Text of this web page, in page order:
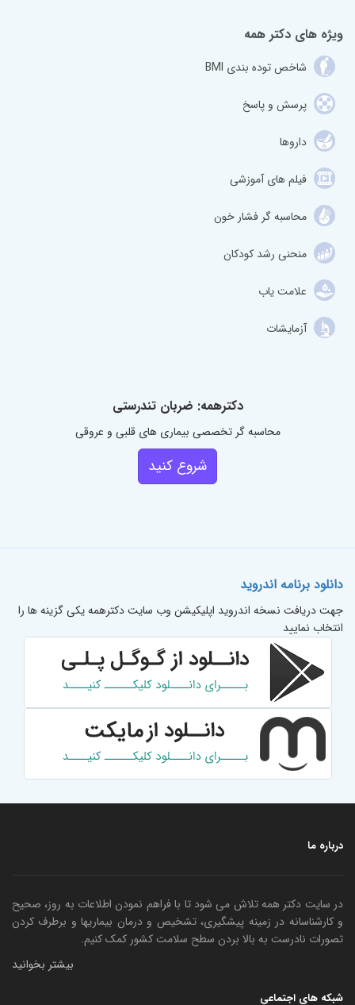
ویژه های دکتر همه
شاخص توده بندی BMI
پرسش و پاسخ
داروها
فیلم های آموزشی
محاسبه گر فشار خون
منحنی رشد کودکان
علامت یاب
آزمایشات
دکترهمه: ضربان تندرستی
محاسبه گر تخصصی بیماری های قلبی و عروقی
شروع کنید
دانلود برنامه اندروید
جهت دریافت نسخه اندروید اپلیکیشن وب سایت دکترهمه یکی گزینه ها را
انتخاب نمایید
درباره ما
در سایت دکتر همه تلاش می شود تا با فراهم نمودن اطلاعات به روز، صحیح
و کارشناسانه در زمینه پیشگیری، تشخیص و درمان بیماریها و برطرف کردن
تصورات نادرست به بالا بردن سطح سلامت کشور کمک کنیم.
بیشتر بخوانید
شبکه های اجتماعی